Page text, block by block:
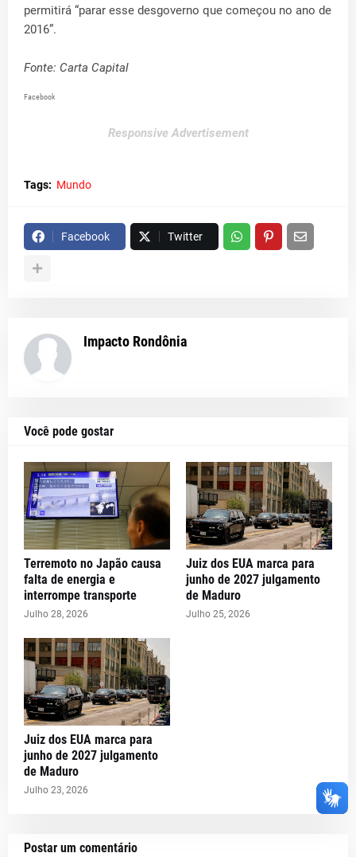
permitirá “parar esse desgoverno que começou no ano de
2016”.
Fonte: Carta Capital
Facebook
Responsive Advertisement
Tags: Mundo
Facebook Twitter
Impacto Rondônia
Você pode gostar
Terremoto no Japão causa
falta de energia e
interrompe transporte
Julho 28, 2026
Juiz dos EUA marca para
junho de 2027 julgamento
de Maduro
Julho 25, 2026
Juiz dos EUA marca para
junho de 2027 julgamento
de Maduro
Julho 23, 2026
Postar um comentário